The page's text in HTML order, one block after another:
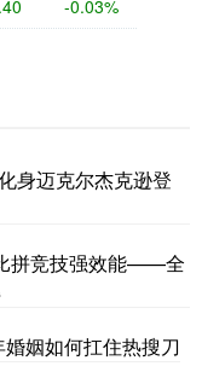
-0.03%
身迈克尔杰克逊登
拼竞技强效能——全
姻如何扛住热搜刀